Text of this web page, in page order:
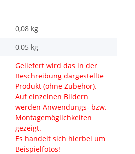
0,08 kg
0,05 kg
Geliefert wird das in der
Beschreibung dargestellte
Produkt (ohne Zubehör).
Auf einzelnen Bildern
werden Anwendungs- bzw.
Montagemöglichkeiten
gezeigt.
Es handelt sich hierbei um
Beispielfotos!